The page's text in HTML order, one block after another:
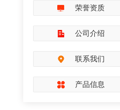
荣誉资质
公司介绍
联系我们
产品信息